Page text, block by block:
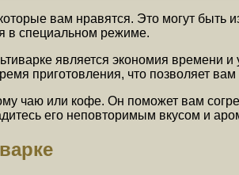
вам нравятся. Это могут быть
в специальном режиме.
является экономия времени
приготовления, что позволяет
чаю или кофе. Он поможет вам
его неповторимым вкусом и